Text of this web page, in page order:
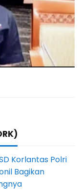
Korlantas Polri
Bagikan